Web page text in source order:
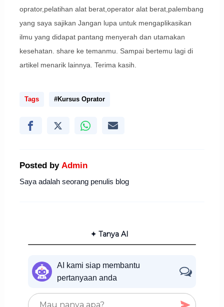
oprator,pelatihan alat berat,operator alat berat,palembang
yang saya sajikan Jangan lupa untuk mengaplikasikan
ilmu yang didapat pantang menyerah dan utamakan
kesehatan. share ke temanmu. Sampai bertemu lagi di
artikel menarik lainnya. Terima kasih.
Tags #Kursus Oprator
Posted by Admin
Saya adalah seorang penulis blog
✦ Tanya AI
AI kami siap membantu
pertanyaan anda